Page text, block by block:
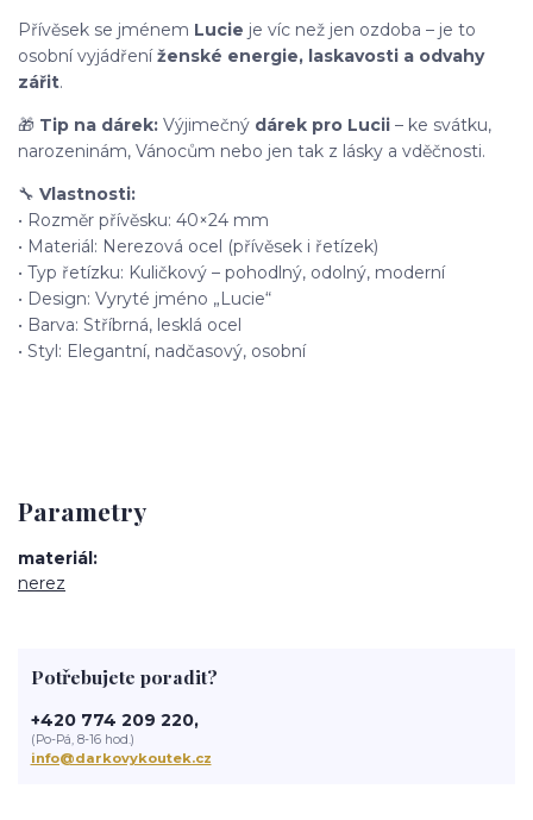
Přívěsek se jménem Lucie je víc než jen ozdoba – je to
osobní vyjádřeníženské energie, laskavosti a odvahy
zářit.
🎁 Tip na dárek: Výjimečný dárek pro Lucii – ke svátku,
narozeninám, Vánocům nebo jen tak z lásky a vděčnosti.
🔧 Vlastnosti:
• Rozměr přívěsku: 40×24 mm
• Materiál: Nerezová ocel (přívěsek i řetízek)
• Typ řetízku: Kuličkový – pohodlný, odolný, moderní
• Design: Vyryté jméno „Lucie“
• Barva: Stříbrná, lesklá ocel
• Styl: Elegantní, nadčasový, osobní
Parametry
materiál
nerez
Potřebujete poradit?
+420 774 209 220,
(Po-Pá, 8-16 hod.)
info@darkovykoutek.cz